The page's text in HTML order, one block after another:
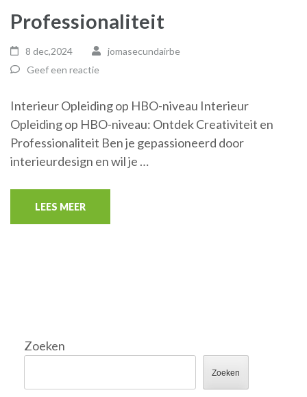
Professionaliteit
8 dec,2024
jomasecundairbe
Geef een reactie
Interieur Opleiding op HBO-niveau Interieur
Opleiding op HBO-niveau: Ontdek Creativiteit en
Professionaliteit Ben je gepassioneerd door
interieurdesign en wil je …
LEES MEER
Zoeken
Zoeken